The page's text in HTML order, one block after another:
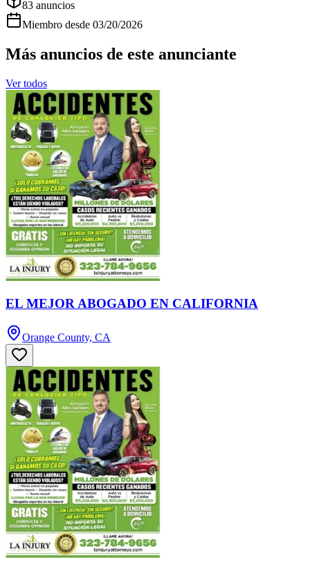
83 anuncios
Miembro desde 03/20/2026
Más anuncios de este anunciante
Ver todos
EL MEJOR ABOGADO EN CALIFORNIA
Orange County, CA